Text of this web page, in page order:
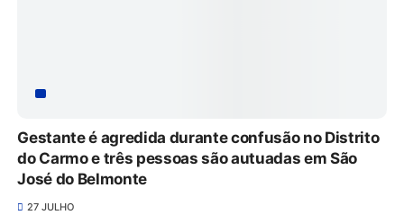
Gestante é agredida durante confusão no Distrito
do Carmo e três pessoas são autuadas em São
José do Belmonte
27 JULHO